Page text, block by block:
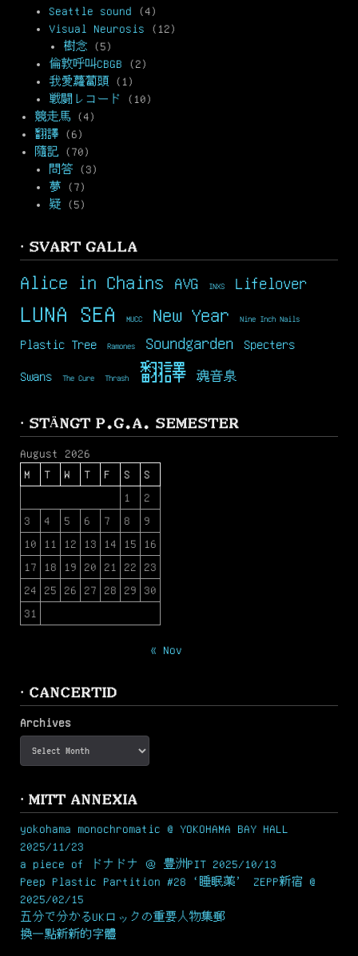
Seattle sound (4)
Visual Neurosis (12)
樹念 (5)
倫敦呼叫CBGB (2)
我愛蘿蔔頭 (1)
戦闘レコード
(10)
競走馬 (4)
翻譯 (6)
隨記 (70)
問答 (3)
夢 (7)
疑 (5)
· SVART GALLA
Alice in Chains AVG INXS Lifelover
LUNA SEA MUCC New Year Nine Inch Nails
Plastic Tree Ramones Soundgarden Specters
Swans The Cure Thrash 翻譯 魂音泉
· STÄNGT P.G.A. SEMESTER
August 2026
M
T W T F S
S
1
2
3
4 5 6 7 8
9
10
11 12 13 14 15
16
17
18 19 20 21 22
23
24
25 26 27 28 29
30
31
« Nov
· CANCERTID
Archives
· MITT ANNEXIA
yokohama monochromatic @ YOKOHAMA BAY HALL
2025/11/23
a piece of ドナドナ ＠ 豊洲PIT 2025/10/13
Peep Plastic Partition #28 ‘睡眠薬’ ZEPP新宿 @
2025/02/15
五分で分かるUKロックの重要人物集郵
換一點新新的字體